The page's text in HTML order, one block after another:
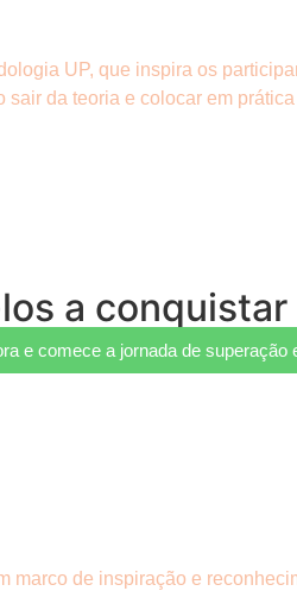
UP, que inspira os
da teoria e colocar em
a
e comece a jornada de superação
marco de inspiração e